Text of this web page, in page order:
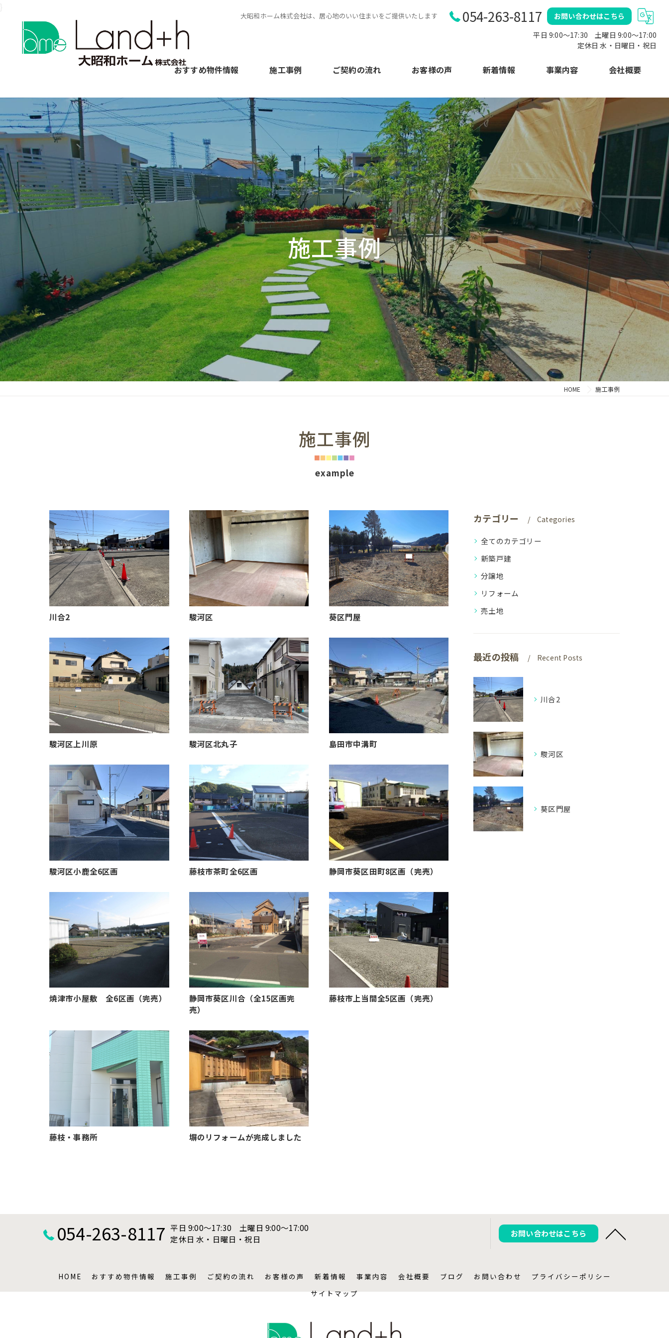
大昭和ホーム株式会社は、居心地のいい住まいをご提供いたします 054-263-8117
お問い合わせはこちら
平日 9:00～17:30 土曜日 9:00〜17:00
定休日 水・日曜日・祝日
おすすめ物件情報 施工事例 ご契約の流れ お客様の声 新着情報 事業内容 会社概要
施工事例
HOME 施工事例
施工事例
example
川合2 駿河区 葵区門屋
駿河区上川原 駿河区北丸子 島田市中溝町
駿河区小鹿全6区画 藤枝市茶町全6区画 静岡市葵区田町8区画（完売）
焼津市小屋敷 全6区画（完売）
静岡市葵区川合（全15区画完
売）
藤枝市上当間全5区画（完売）
藤枝・事務所 塀のリフォームが完成しました
カテゴリー Categories
全てのカテゴリー
新築戸建
分譲地
リフォーム
売土地
最近の投稿 Recent Posts
川合2
駿河区
葵区門屋
054-263-8117 平日 9:00～17:30 土曜日 9:00〜17:00
定休日 水・日曜日・祝日
お問い合わせはこちら
HOME おすすめ物件情報 施工事例 ご契約の流れ お客様の声 新着情報 事業内容 会社概要 ブログ お問い合わせ
プライバシーポリシー
サイトマップ